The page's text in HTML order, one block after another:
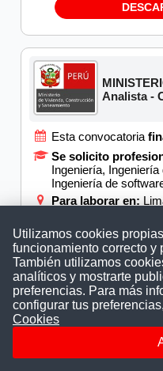
Analista -
Esta convocatoria
Se solicito
Ingeniería,
Ingeniería de
Para laborar en:
cargos -
Utilizamos cookies
funcionamiento correcto y
También utilizamos
analíticos y mostrarte
preferencias. Para más
configurar tus
Cookies